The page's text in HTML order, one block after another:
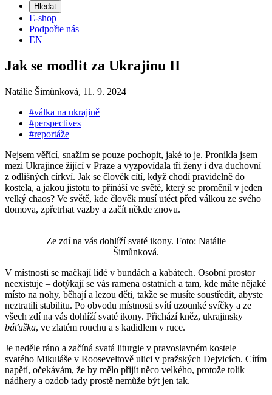
Hledat
E-shop
Podpořte nás
EN
Jak se modlit za Ukrajinu II
Natálie Šimůnková, 11. 9. 2024
#válka na ukrajině
#perspectives
#reportáže
Nejsem věřící, snažím se pouze pochopit, jaké to je. Pronikla jsem
mezi Ukrajince žijící v Praze a vyzpovídala tři ženy i dva duchovní
z odlišných církví. Jak se člověk cítí, když chodí pravidelně do
kostela, a jakou jistotu to přináší ve světě, který se proměnil v jeden
velký chaos? Ve světě, kde člověk musí utéct před válkou ze svého
domova, zpřetrhat vazby a začít někde znovu.
Ze zdí na vás dohlíží svaté ikony. Foto: Natálie
Šimůnková.
V místnosti se mačkají lidé v bundách a kabátech. Osobní prostor
neexistuje – dotýkají se vás ramena ostatních a tam, kde máte nějaké
místo na nohy, běhají a lezou děti, takže se musíte soustředit, abyste
neztratili stabilitu. Po obvodu místnosti svítí uzounké svíčky a ze
všech zdí na vás dohlíží svaté ikony. Přichází kněz, ukrajinsky
báťuška, ve zlatém rouchu a s kadidlem v ruce.
Je neděle ráno a začíná svatá liturgie v pravoslavném kostele
svatého Mikuláše v Rooseveltově ulici v pražských Dejvicích. Cítím
napětí, očekávám, že by mělo přijít něco velkého, protože tolik
nádhery a ozdob tady prostě nemůže být jen tak.